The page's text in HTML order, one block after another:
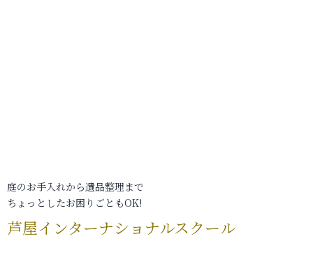
庭のお手入れから遺品整理まで
ちょっとしたお困りごともOK!
芦屋インターナショナルスクール